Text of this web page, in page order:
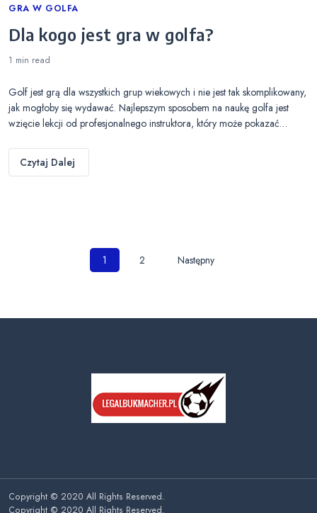
Categories
GRA W GOLFA
Dla kogo jest gra w golfa?
1 min read
Golf jest grą dla wszystkich grup wiekowych i nie jest tak skomplikowany,
jak mogłoby się wydawać. Najlepszym sposobem na naukę golfa jest
wzięcie lekcji od profesjonalnego instruktora, który może pokazać…
Czytaj Dalej
Nawigacja
1 2 Następny
Copyright © 2020 All Rights Reserved.
Copyright © 2020 All Rights Reserved.